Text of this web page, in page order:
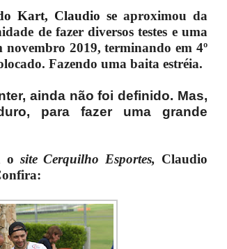
Kart, Claudio se aproximou da
de fazer diversos testes e uma
2019, terminando em 4º
Fazendo uma baita estréia.
ainda não foi definido. Mas,
para fazer uma grande
o site Cerquilho Esportes, Claudio